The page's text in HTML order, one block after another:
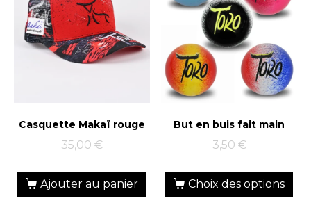
Casquette Makaï rouge
35,00 €
Ajouter au panier
But en buis fait main
3,50 €
Choix des options